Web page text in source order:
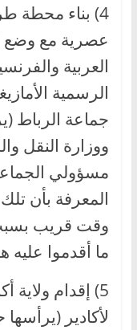
4) بناء محطة
عصرية مع وضع
العربية
الرسمية
جماعة الرباط
ووزارة النقل
مسؤولي
المعرفة بأن
وقت قريب بسبب
ما أقدموا عليه
5) إقدام ولاية
لأكادير